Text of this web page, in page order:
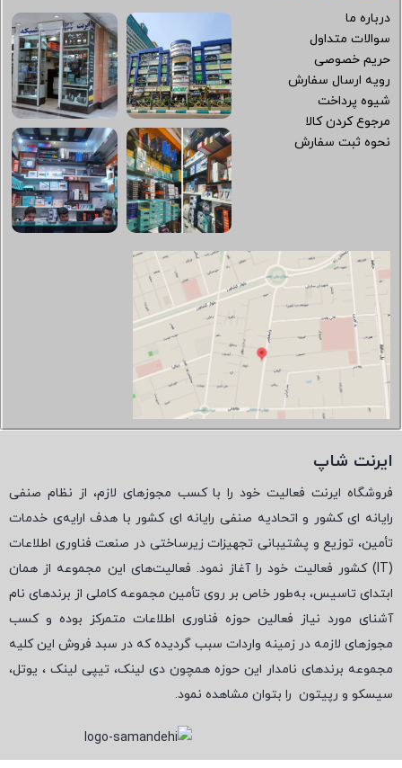
درباره ما
سوالات متداول
حریم خصوصی
رویه ارسال سفارش
شیوه پرداخت
مرجوع کردن کالا
نحوه ثبت سفارش
ایرنت شاپ
فروشگاه ایرنت فعالیت خود را با کسب مجوزهای لازم، از نظام صنفی
رایانه ای کشور و اتحادیه صنفی رایانه ای کشور با هدف ارایه‌ی خدمات
تأمین، توزیع و پشتیبانی تجهیزات زیرساختی در صنعت فناوری اطلاعات
(
IT) کشور فعالیت خود را آغاز نمود. فعالیت‌های این مجموعه از همان
ابتدای تاسیس، به‌طور خاص بر روی تأمین مجموعه کاملی از برندهای نام
آشنای مورد نیاز فعالین حوزه فناوری اطلاعات متمرکز بوده و کسب
مجوزهای لازمه در زمینه واردات سبب گردیده که در سبد فروش این کلیه
مجموعه برندهای نامدار این حوزه همچون دی لینک، تیپی لینک ، یوتل،
سیسکو و رپیتون را بتوان مشاهده نمود.